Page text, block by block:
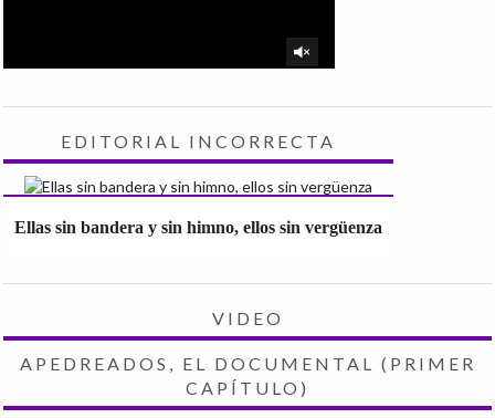
EDITORIAL INCORRECTA
Ellas sin bandera y sin himno, ellos sin vergüenza
VIDEO
APEDREADOS, EL DOCUMENTAL (PRIMER
CAPÍTULO)